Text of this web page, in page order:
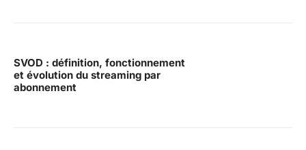
SVOD : définition, fonctionnement
et évolution du streaming par
abonnement